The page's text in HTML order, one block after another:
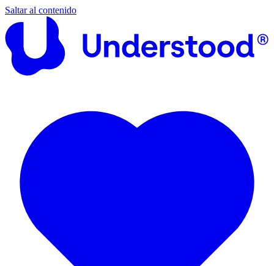
Saltar al contenido